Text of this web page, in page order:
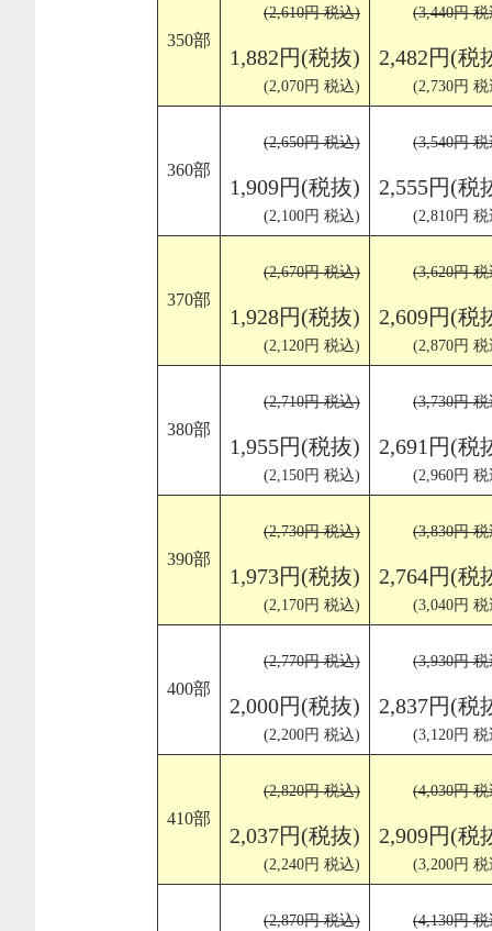
350部
(2,610円 税込)
1,882円(税抜)
(2,070円 税込)
(3,440円
2,482円(税
(2,730円
360部
(2,650円 税込)
1,909円(税抜)
(2,100円 税込)
(3,540円
2,555円(税
(2,810円
370部
(2,670円 税込)
1,928円(税抜)
(2,120円 税込)
(3,620円
2,609円(税
(2,870円
380部
(2,710円 税込)
1,955円(税抜)
(2,150円 税込)
(3,730円
2,691円(税
(2,960円
390部
(2,730円 税込)
1,973円(税抜)
(2,170円 税込)
(3,830円
2,764円(税
(3,040円
400部
(2,770円 税込)
2,000円(税抜)
(2,200円 税込)
(3,930円
2,837円(税
(3,120円
410部
(2,820円 税込)
2,037円(税抜)
(2,240円 税込)
(4,030円
2,909円(税
(3,200円
(2,870円 税込) (4,130円